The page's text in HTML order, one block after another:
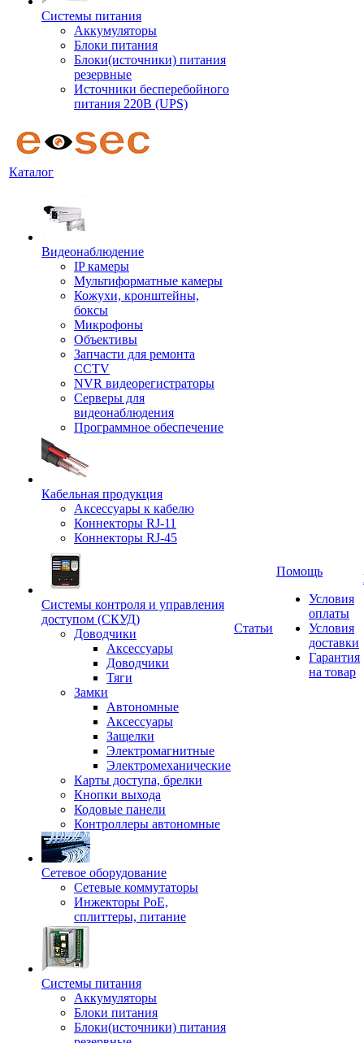
Системы питания
Аккумуляторы
Блоки питания
Блоки(источники) питания
резервные
Источники бесперебойного
питания 220В (UPS)
Каталог
Видеонаблюдение
IP камеры
Мультиформатные камеры
Кожухи, кронштейны,
боксы
Микрофоны
Объективы
Запчасти для ремонта
CCTV
NVR видеорегистраторы
Серверы для
видеонаблюдения
Программное обеспечение
Кабельная продукция
Аксессуары к кабелю
Коннекторы RJ-11
Коннекторы RJ-45
Системы контроля и управления
доступом (СКУД)
Доводчики
Аксессуары
Доводчики
Тяги
Замки
Автономные
Аксессуары
Защелки
Электромагнитные
Электромеханические
Карты доступа, брелки
Кнопки выхода
Кодовые панели
Контроллеры автономные
Сетевое оборудование
Сетевые коммутаторы
Инжекторы РоЕ,
сплиттеры, питание
Системы питания
Аккумуляторы
Блоки питания
Блоки(источники) питания
Статьи
Помощь
Условия
оплаты
Условия
доставки
Гарантия
на товар